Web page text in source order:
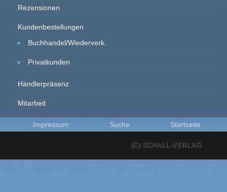
Rezensionen
Kundenbestellungen
Buchhandel/Wiederverk.
Privatkunden
Händlerpräsenz
Mitarbeit
Impressum Suche Startseite
(C) SCHALL-VERLAG